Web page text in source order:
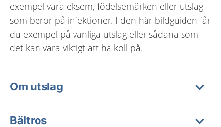
exempel vara eksem, födelsemärken eller utslag
som beror på infektioner. I den här bildguiden får
du exempel på vanliga utslag eller sådana som
det kan vara viktigt att ha koll på.
Om utslag
Bältros